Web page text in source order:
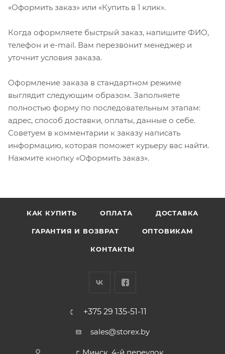
«Оформить заказ» или «Купить в 1 клик».
Когда оформляете быстрый заказ, напишите ФИО,
телефон и e-mail. Вам перезвонит менеджер и
уточнит условия заказа.
Оформление заказа в стандартном режиме
выглядит следующим образом. Заполняете
полностью форму по последовательным этапам:
адрес, способ доставки, оплаты, данные о себе.
Советуем в комментарии к заказу написать
информацию, которая поможет курьеру вас найти.
Нажмите кнопку «Оформить заказ».
КАК КУПИТЬ ОПЛАТА ДОСТАВКА
ГАРАНТИЯ И ВОЗВРАТ ОПТОВИКАМ
КОНТАКТЫ
+375 29 135-51-11
sales@storex.by